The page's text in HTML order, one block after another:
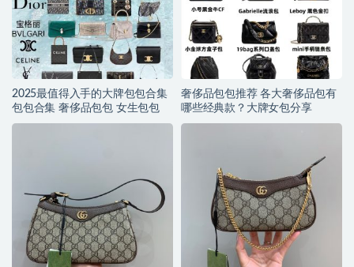
2025最值得入手的大牌包包合集
包包合集 奢侈品包包 女生包包
奢侈品包包推荐 各大奢侈品包有
哪些经典款？大牌女包分享